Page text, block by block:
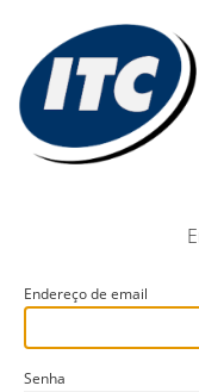
Endereço de email
Senha